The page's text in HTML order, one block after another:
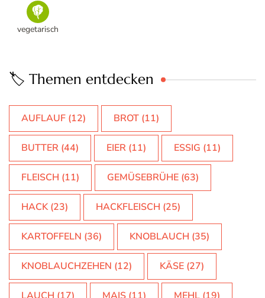
vegetarisch
🏷️ Themen entdecken
AUFLAUF (12) BROT (11)
BUTTER (44) EIER (11) ESSIG (11)
FLEISCH (11) GEMÜSEBRÜHE (63)
HACK(23) HACKFLEISCH (25)
KARTOFFELN (36) KNOBLAUCH (35)
KNOBLAUCHZEHEN (12) KÄSE (27)